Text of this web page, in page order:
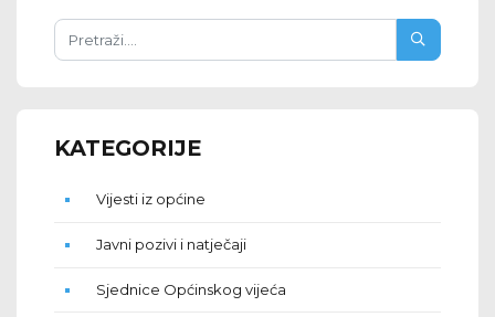
KATEGORIJE
Vijesti iz općine
Javni pozivi i natječaji
Sjednice Općinskog vijeća